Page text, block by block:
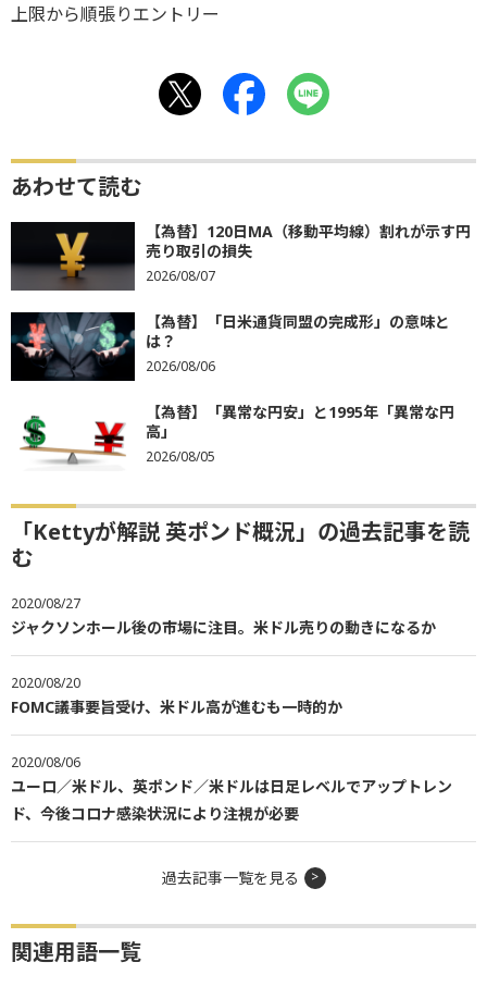
上限から順張りエントリー
あわせて読む
【為替】120日MA（移動平均線）割れが示す円
売り取引の損失
2026/08/07
【為替】「日米通貨同盟の完成形」の意味と
は？
2026/08/06
【為替】「異常な円安」と1995年「異常な円
高」
2026/08/05
「Kettyが解説 英ポンド概況」の過去記事を読
む
2020/08/27
ジャクソンホール後の市場に注目。米ドル売りの動きになるか
2020/08/20
FOMC議事要旨受け、米ドル高が進むも一時的か
2020/08/06
ユーロ／米ドル、英ポンド／米ドルは日足レベルでアップトレン
ド、今後コロナ感染状況により注視が必要
過去記事一覧を見る
関連用語一覧